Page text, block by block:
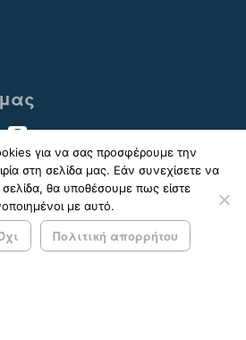
ΑΡΓΟΛΙΔΑΣ ΑΕ |Πολιτική
ΙΜΕ Πληροφορική
για να σας προσφέρουμε την
στη σελίδα μας. Εάν συνεχίσετε να
σελίδα, θα υποθέσουμε πως είστε
με αυτό.
Πολιτική απορρήτου